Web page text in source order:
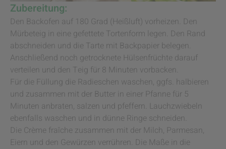
Zubereitung:
Den Backofen auf 180 Grad (Heißluft) vorheizen. Den
Mürbeteig in eine gefettete Tortenform legen. Den Rand
abschneiden und die Tarte mit Backpapier belegen.
Anschließend noch getrocknete Hülsenfrüchte darauf
verteilen und den Teig für 8 Minuten vorbacken.
Für die Füllung die Radieschen waschen, ggfs. halbieren
und zusammen mit der Butter in einer Pfanne für 5
Minuten anbraten, salzen und pfeffern. Lauchzwiebeln
ebenfalls waschen und in dünne Ringe schneiden.
Die Crème fraîche zusammen mit der Milch, Parmesan,
Eiern und den Gewürzen verrühren. Die Maße in die